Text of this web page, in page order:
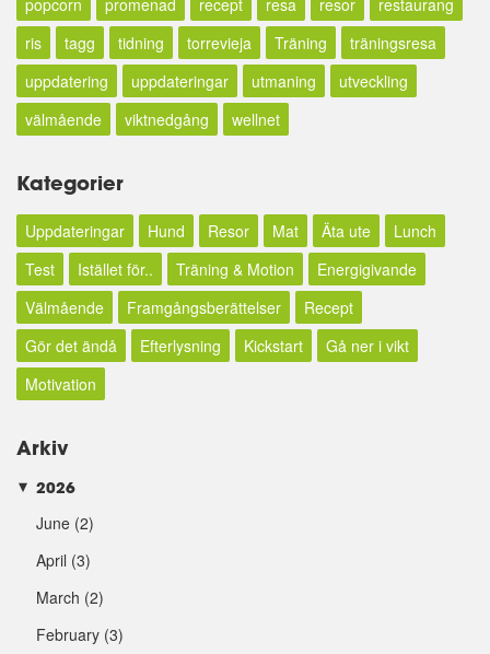
popcorn
promenad recept resa resor
restaurang
ris
tagg tidning torrevieja Träning
träningsresa
uppdatering
uppdateringar utmaning
utveckling
välmående
viktnedgång wellnet
Kategorier
Uppdateringar Hund Resor Mat Äta ute
Lunch
Test
Istället för.. Träning & Motion
Energigivande
Välmående
Framgångsberättelser
Recept
Gör det ändå
Efterlysning Kickstart
Gå ner i vikt
Motivation
Arkiv
► 2026
June (2)
April (3)
March (2)
February (3)